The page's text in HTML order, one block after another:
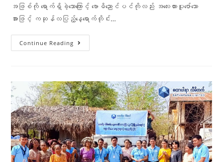
အဖြစ်ကို ရောက်ရှိခဲ့သောကြောင့် ဗောဓိညောင်ပင်ကိုလည်း အလေးထားပူဇော်သော
အားဖြင့် ကဆုန်လပြည့်နေ့ရောက်တိုင်း…
Continue Reading